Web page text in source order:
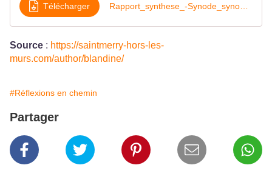
Télécharger
Source : https://saintmerry-hors-les-
murs.com/author/blandine/
#Réflexions en chemin
Partager